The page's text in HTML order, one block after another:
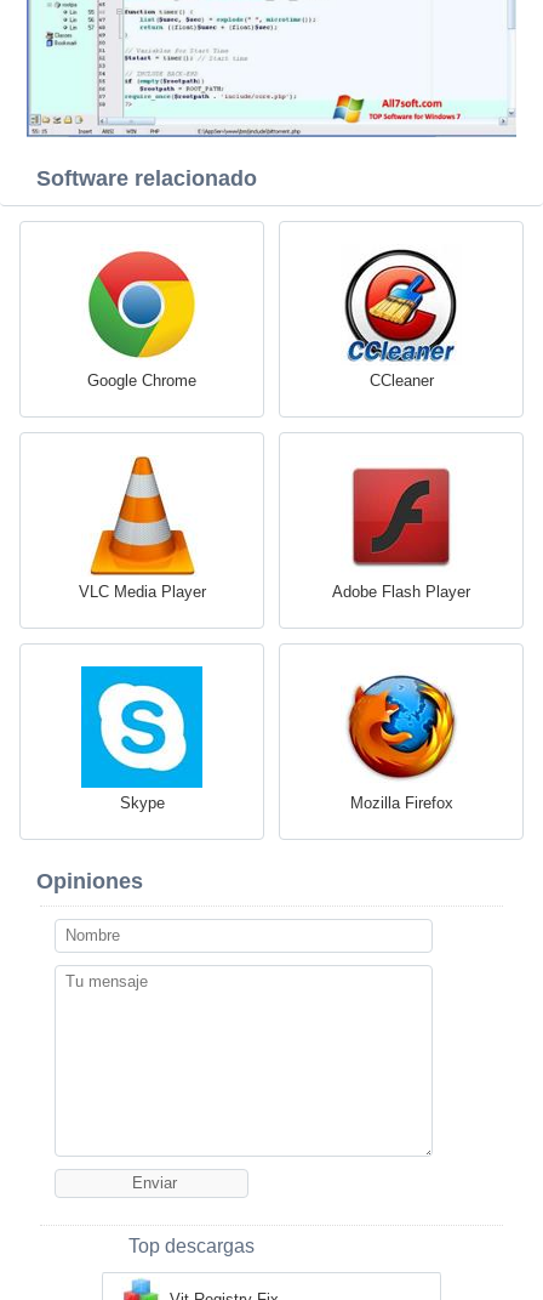
Software relacionado
Google Chrome CCleaner
VLC Media Player Adobe Flash Player
Skype Mozilla Firefox
Opiniones
Top descargas